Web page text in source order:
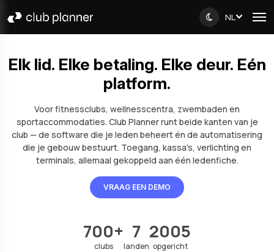
NL
Elk lid. Elke betaling. Elke deur. Eén
platform.
Voor fitnessclubs, wellnesscentra, zwembaden en
sportaccommodaties. Club Planner runt beide kanten van je
club — de software die je leden beheert én de automatisering
die je gebouw bestuurt. Toegang, kassa's, verlichting en
terminals, allemaal gekoppeld aan één ledenfiche.
VRAAG EEN DEMO
700+
clubs
7
landen
2005
opgericht